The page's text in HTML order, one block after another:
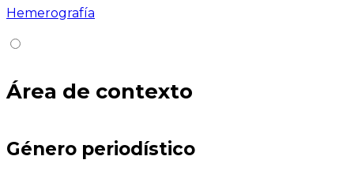
Hemerografía
Área de contexto
Género periodístico